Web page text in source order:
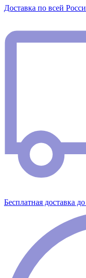
Доставка по всей
Бесплатная доставка